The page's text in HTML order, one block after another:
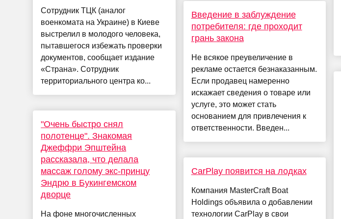
Сотрудник ТЦК (аналог
военкомата на Украине) в Киеве
выстрелил в молодого человека,
пытавшегося избежать проверки
документов, сообщает издание
«Страна». Сотрудник
территориального центра ко...
"Очень быстро снял
полотенце". Знакомая
Джеффри Эпштейна
рассказала, что делала
массаж голому экс-принцу
Эндрю в Букингемском
дворце
На фоне многочисленных
Введение в заблуждение
потребителя: где проходит
грань закона
Не всякое преувеличение в
рекламе остается безнаказанным.
Если продавец намеренно
искажает сведения о товаре или
услуге, это может стать
основанием для привлечения к
ответственности. Введен...
CarPlay появится на лодках
Компания MasterCraft Boat
Holdings объявила о добавлении
технологии CarPlay в свои